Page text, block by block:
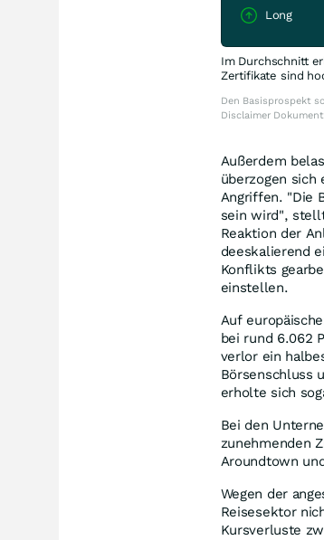
Long
Im Durchschnitt
Zertifikate sind
Den Basisprospekt
Disclaimer
Außerdem
überzogen
Angriffen. "Die
sein wird",
Reaktion der
deeskalierend
Konflikts
einstellen.
Auf
bei rund 6.062
verlor ein
Börsenschluss
erholte sich
Bei den
zunehmenden
Aroundtown
Wegen der
Reisesektor
Kursverluste